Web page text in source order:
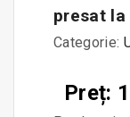
presat la
Categorie:
Preț: